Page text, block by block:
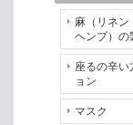
麻（リネン
ヘンプ）の
座るの辛い
ョン
マスク